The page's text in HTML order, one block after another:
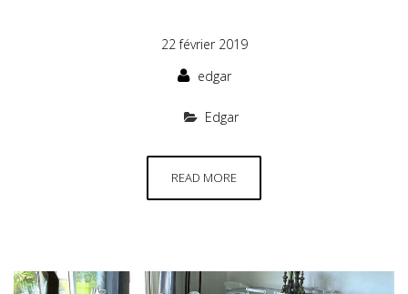
22 février 2019
edgar
Edgar
READ MORE